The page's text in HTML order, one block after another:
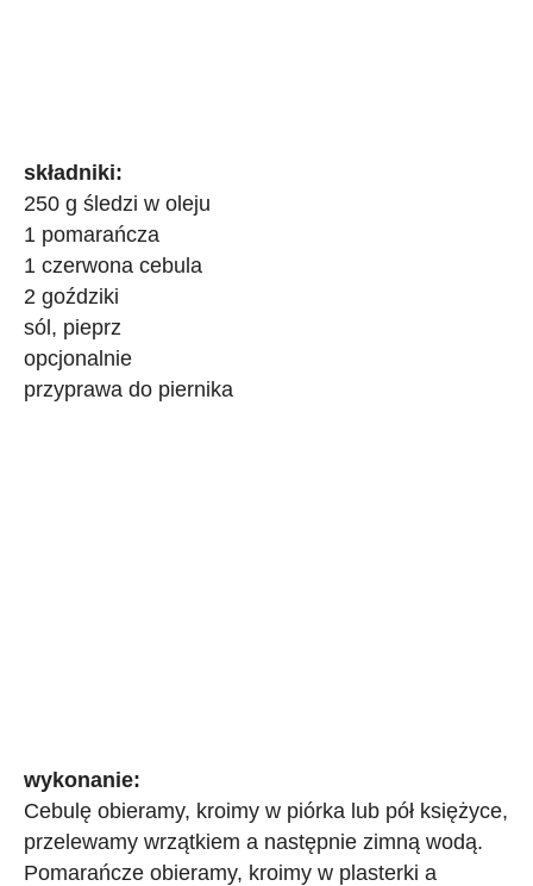
składniki:
250 g śledzi w oleju
1 pomarańcza
1 czerwona cebula
2 goździki
sól, pieprz
opcjonalnie
przyprawa do piernika
wykonanie:
Cebulę obieramy, kroimy w piórka lub pół księżyce,
przelewamy wrzątkiem a następnie zimną wodą.
Pomarańcze obieramy, kroimy w plasterki a